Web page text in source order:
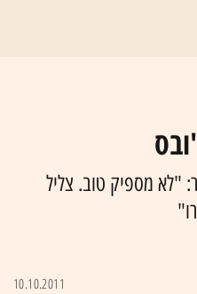
"לא מספיק טוב. צליל
10.10.2011